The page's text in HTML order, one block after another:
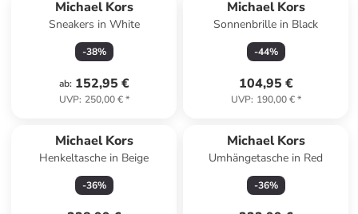
Michael Kors
Sneakers in White
-38%
ab: 152,95 €
UVP: 250,00 €*
Michael Kors
Sonnenbrille in Black
-44%
104,95 €
UVP: 190,00 €*
Michael Kors
Henkeltasche in Beige
-36%
Michael Kors
Umhängetasche in Red
-36%